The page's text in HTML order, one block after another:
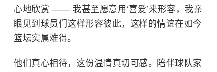
心地欣赏 —— 我甚至愿意用‘喜爱’来形容，我亲
眼见到球员们这样形容彼此，这样的情谊在如今
篮坛实属难得。
他们真心相待，这份温情真切可感。陪伴球队家